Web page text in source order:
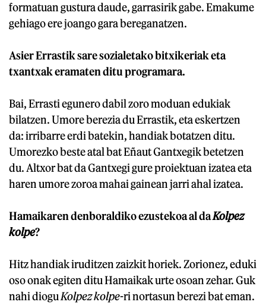
formatuan gustura daude, garrasirik gabe. Emakume
gehiago ere joango gara bereganatzen.
Asier Errastik sare sozialetako bitxikeriak eta
txantxak eramaten ditu programara.
Bai, Errasti egunero dabil zoro moduan edukiak
bilatzen. Umore berezia du Errastik, eta eskertzen
da: irribarre erdi batekin, handiak botatzen ditu.
Umorezko beste atal bat Eñaut Gantxegik betetzen
du. Altxor bat da Gantxegi gure proiektuan izatea eta
haren umore zoroa mahai gainean jarri ahal izatea.
Hamaikaren denboraldiko ezustekoa al daKolpez
kolpe?
Hitz handiak iruditzen zaizkit horiek. Zorionez, eduki
oso onak egiten ditu Hamaikak urte osoan zehar. Guk
nahi diogu Kolpez kolpe-ri nortasun berezi bat eman.